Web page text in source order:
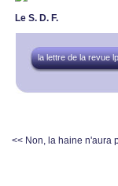
Le S. D. F.
la lettre de la revue
<< Non, la haine n'aura